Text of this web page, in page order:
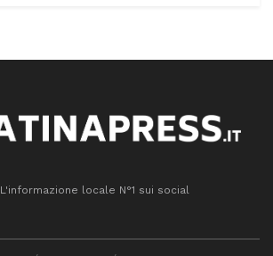
L'informazione locale N°1 sui social